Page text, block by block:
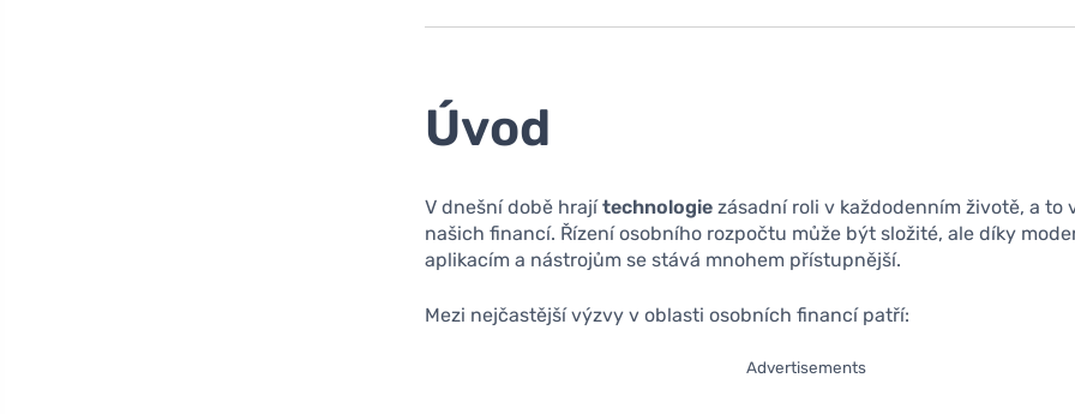
Úvod
V dnešní době hrajítechnologie zásadní roli v každodenním životě, a to
našich financí. Řízení osobního rozpočtu může být složité, ale díky
aplikacím a nástrojům se stává mnohem přístupnější.
Mezi nejčastější výzvy v oblasti osobních financí patří:
Advertisements